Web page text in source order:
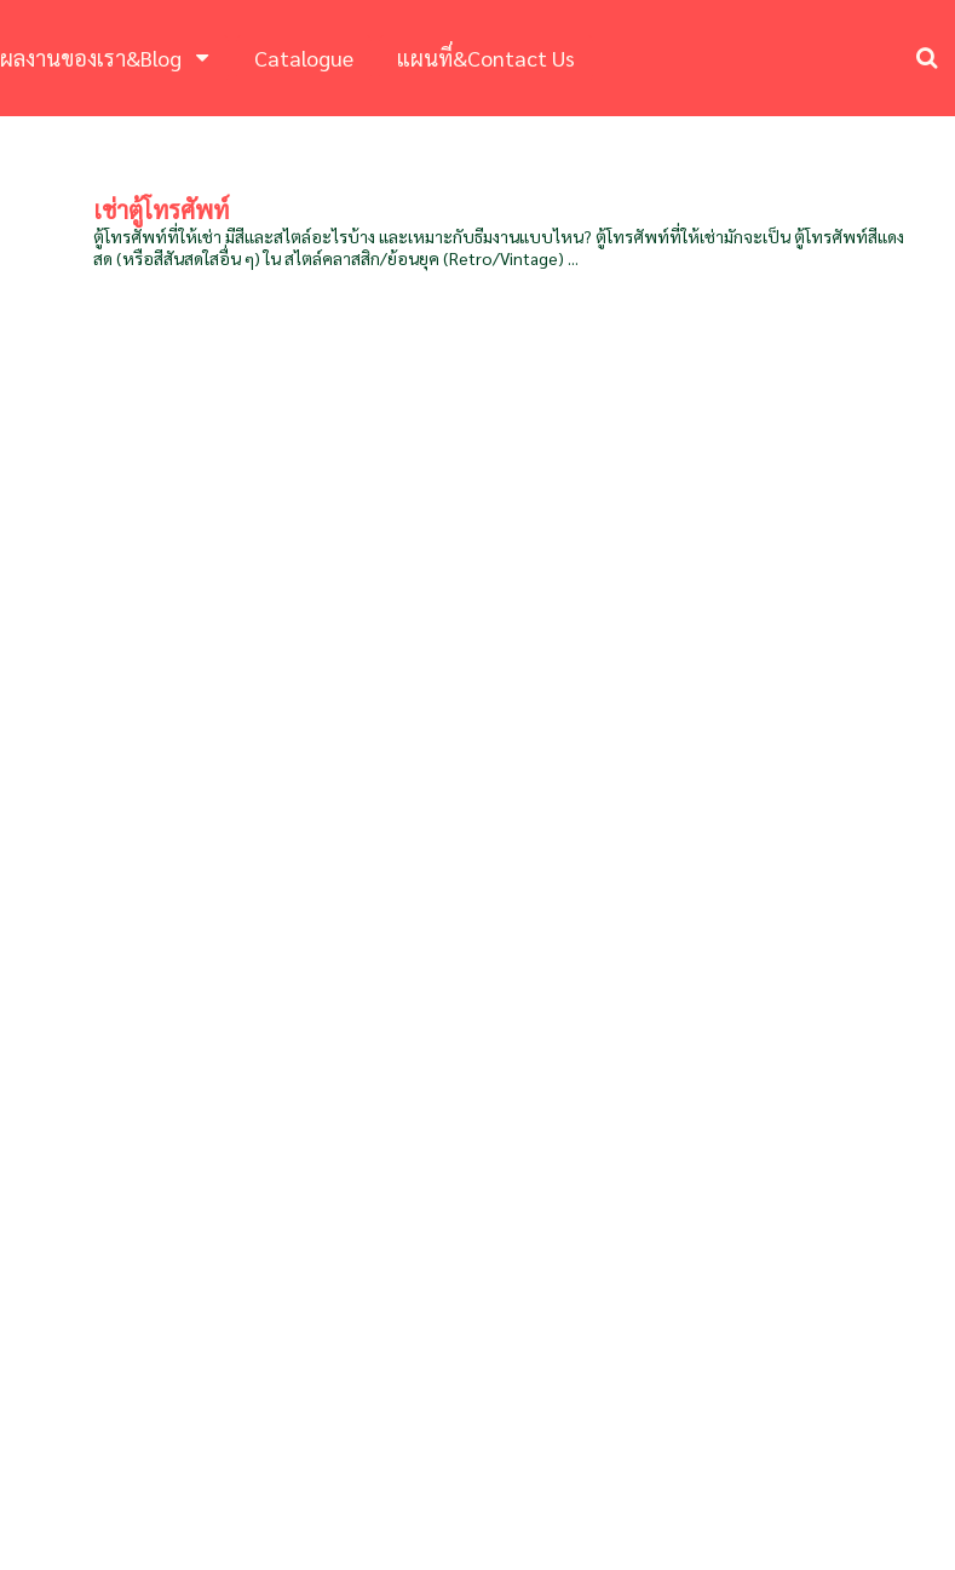
ผลงานของเรา&Blog Catalogue แผนที่&Contact Us
เช่าตู้โทรศัพท์
ตู้โทรศัพท์ที่ให้เช่า มีสีและสไตล์อะไรบ้าง และเหมาะกับธีมงานแบบไหน? ตู้โทรศัพท์ที่ให้เช่ามักจะเป็น ตู้โทรศัพท์สีแดง
สด (หรือสีสันสดใสอื่น ๆ) ใน สไตล์คลาสสิก/ย้อนยุค (Retro/Vintage) ...